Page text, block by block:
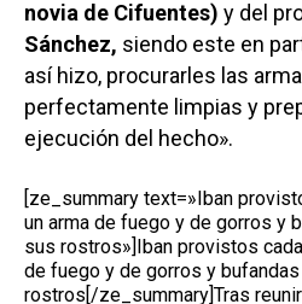
novia de Cifuentes) y del
Sánchez, siendo este en
así hizo, procurarles las
perfectamente limpias y
ejecución del hecho».
[ze_summary text=»Iban
un arma de fuego y de gorros y
sus rostros»]Iban provistos
de fuego y de gorros y
rostros[/ze_summary]Tras